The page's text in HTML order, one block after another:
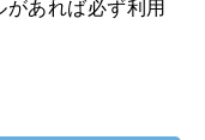
あれば必ず利用